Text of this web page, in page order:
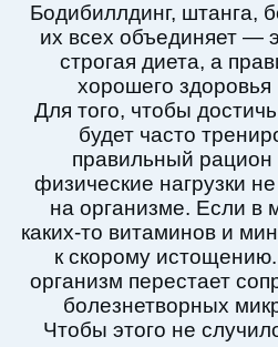
Бодибиллдинг, штанга,
их всех объединяет —
строгая диета, а
хорошего
Для того, чтобы
будет часто
правильный
физические нагрузки
на организме. Если в
каких-то витаминов и
к скорому
организм перестает
болезнетворных
Чтобы этого не